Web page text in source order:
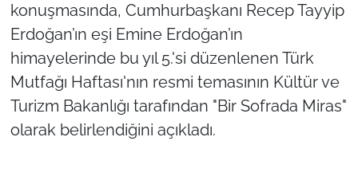
konuşmasında, Cumhurbaşkanı Recep Tayyip
Erdoğan’ın eşi Emine Erdoğan’ın
himayelerinde bu yıl 5.'si düzenlenen Türk
Mutfağı Haftası'nın resmi temasının Kültür ve
Turizm Bakanlığı tarafından "Bir Sofrada Miras"
olarak belirlendiğini açıkladı.